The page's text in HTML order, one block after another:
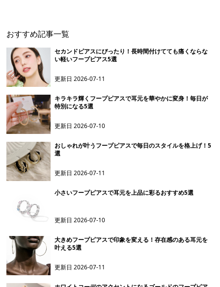
おすすめ記事一覧
セカンドピアスにぴったり！長時間付けてても痛くならな
い軽いフープピアス5選
更新日2026-07-11
キラキラ輝くフープピアスで耳元を華やかに変身！毎日が
特別になる5選
更新日2026-07-10
おしゃれが叶うフープピアスで毎日のスタイルを格上げ！5
選
更新日2026-07-11
小さいフープピアスで耳元を上品に彩るおすすめ5選
更新日2026-07-10
大きめフープピアスで印象を変える！存在感のある耳元を
叶える5選
更新日2026-07-11